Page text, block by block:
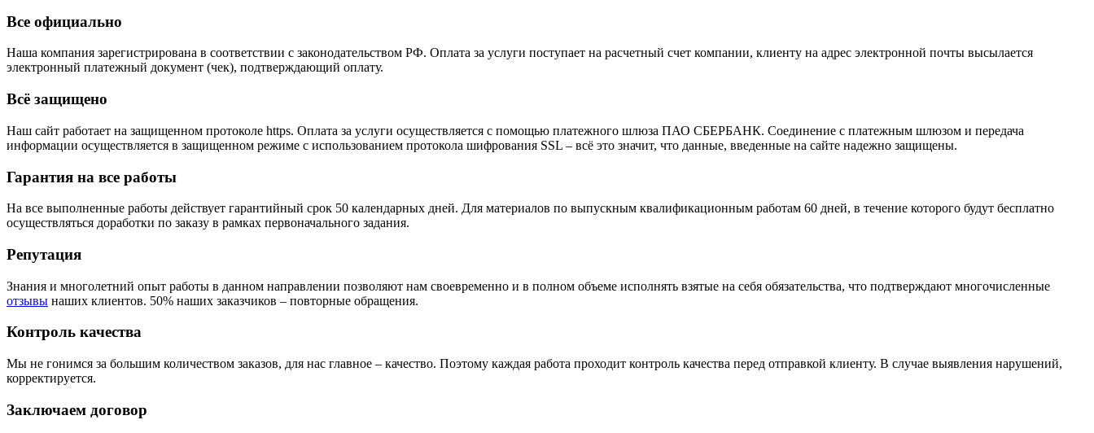
Все официально
Наша компания зарегистрирована в соответствии с законодательством РФ. Оплата за услуги поступает на расчетный счет компании, клиенту на адрес электронной почты высылается
электронный платежный документ (чек), подтверждающий оплату.
Всё защищено
Наш сайт работает на защищенном протоколе https. Оплата за услуги осуществляется с помощью платежного шлюза ПАО СБЕРБАНК. Соединение с платежным шлюзом и передача
информации осуществляется в защищенном режиме с использованием протокола шифрования SSL – всё это значит, что данные, введенные на сайте надежно защищены.
Гарантия на все работы
На все выполненные работы действует гарантийный срок 50 календарных дней. Для материалов по выпускным квалификационным работам 60 дней, в течение которого будут бесплатно
осуществляться доработки по заказу в рамках первоначального задания.
Репутация
Знания и многолетний опыт работы в данном направлении позволяют нам своевременно и в полном объеме исполнять взятые на себя обязательства, что подтверждают многочисленные
отзывы наших клиентов. 50% наших заказчиков – повторные обращения.
Контроль качества
Мы не гонимся за большим количеством заказов, для нас главное – качество. Поэтому каждая работа проходит контроль качества перед отправкой клиенту. В случае выявления нарушений,
корректируется.
Заключаем договор